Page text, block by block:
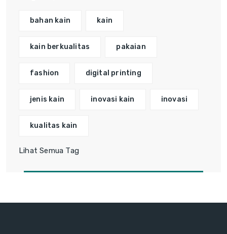
bahan kain kain
kain berkualitas pakaian
fashion digital printing
jenis kain inovasi kain inovasi
kualitas kain
Lihat Semua Tag